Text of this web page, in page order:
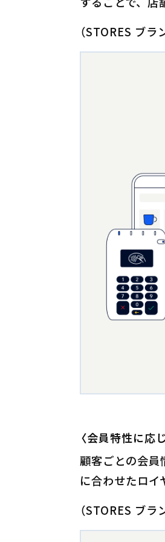
（STORES ブ
〈会員特性に応
顧客ごとの会
に合わせたロイ
（STORES ブ